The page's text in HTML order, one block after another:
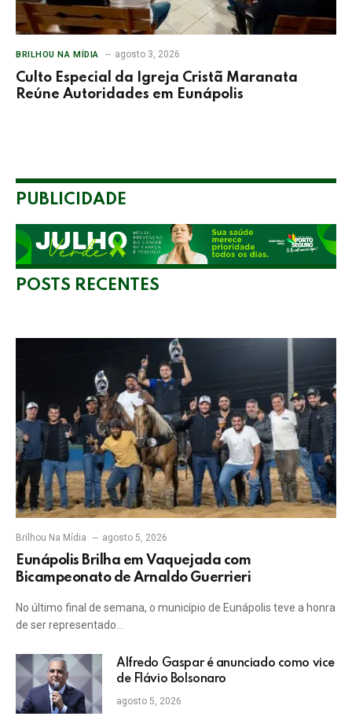
BRILHOU NA MÍDIA agosto 3, 2026
Culto Especial da Igreja Cristã Maranata
Reúne Autoridades em Eunápolis
PUBLICIDADE
POSTS RECENTES
Brilhou Na Mídia agosto 5, 2026
Eunápolis Brilha em Vaquejada com
Bicampeonato de Arnaldo Guerrieri
No último final de semana, o município de Eunápolis teve a honra
de ser representado…
Alfredo Gaspar é anunciado como vice
de Flávio Bolsonaro
agosto 5, 2026